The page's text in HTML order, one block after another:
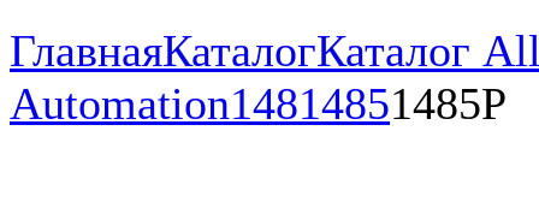
ГлавнаяКаталогКаталог
Automation14814851485P